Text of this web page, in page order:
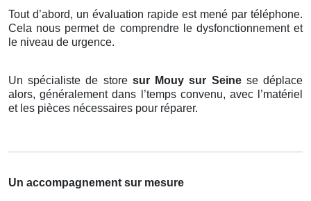
Tout d’abord, un évaluation rapide est mené par téléphone.
Cela nous permet de comprendre le dysfonctionnement et
le niveau de urgence.
Un spécialiste de store sur Mouy sur Seine se déplace
alors, généralement dans l’temps convenu, avec l’matériel
et les pièces nécessaires pour réparer.
Un accompagnement sur mesure